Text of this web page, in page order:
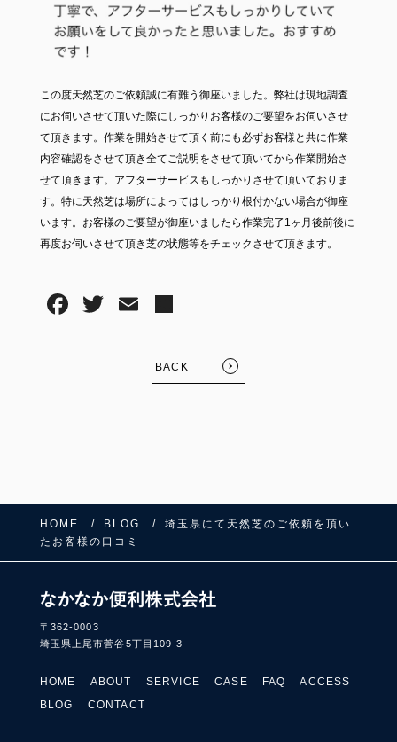
この度天然芝のご依頼誠に有難う御座いました。弊社は現地調査
にお伺いさせて頂いた際にしっかりお客様のご要望をお伺いさせ
て頂きます。作業を開始させて頂く前にも必ずお客様と共に作業
内容確認をさせて頂き全てご説明をさせて頂いてから作業開始さ
せて頂きます。アフターサービスもしっかりさせて頂いておりま
す。特に天然芝は場所によってはしっかり根付かない場合が御座
います。お客様のご要望が御座いましたら作業完了1ヶ月後前後に
再度お伺いさせて頂き芝の状態等をチェックさせて頂きます。
BACK
HOME BLOG
埼玉県にて天然芝のご依頼を頂い
たお客様の口コミ
〒362-0003
埼玉県上尾市菅谷5丁目109-3
HOME ABOUT SERVICE CASE FAQ
ACCESS
BLOG
CONTACT